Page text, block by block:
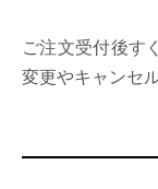
ご注文受付後す
変更やキャンセ